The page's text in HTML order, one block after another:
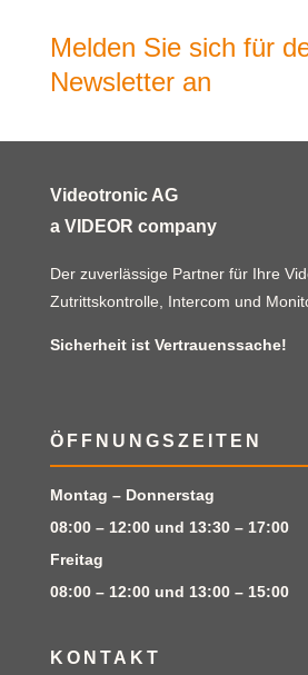
Melden Sie sich für
Newsletter an
Videotronic AG
a VIDEOR company
Der zuverlässige Partner für Ihre
Zutrittskontrolle, Intercom und
Sicherheit ist Vertrauenssache!
ÖFFNUNGSZEITEN
Montag – Donnerstag
08:00 – 12:00 und 13:30 – 17:00
Freitag
08:00 – 12:00 und 13:00 – 15:00
KONTAKT